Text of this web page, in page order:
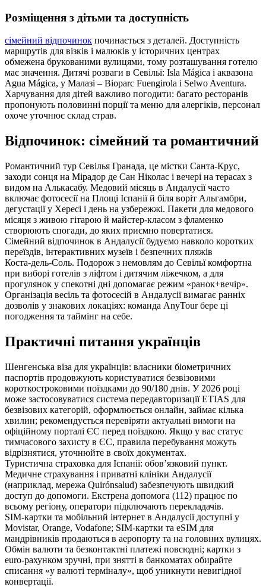
Розміщення з дітьми та доступність
сімейний відпочинок починається з деталей. Доступність
маршрутів для візків і малюків у історичних центрах
обмежена брукованими вулицями, тому розташування готелю
має значення. Дитячі розваги в Севільї: Isla Mágica і аквазона
Agua Mágica, у Малазі – Bioparc Fuengirola і Selwo Aventura.
Харчування для дітей важливо погодити: багато ресторанів
пропонують половинні порції та меню для алергіків, персонал
охоче уточнює склад страв.
Відпочинок: сімейний та романтичний
Романтичний тур Севілья Гранада, це містки Санта‑Крус,
заходи сонця на Мірадор де Сан Ніколас і вечері на терасах з
видом на Алькасабу. Медовий місяць в Андалусії часто
включає фотосесії на Площі Іспанії й біля воріт Альгамбри,
дегустації у Хересі і день на узбережжі. Пакети для медового
місяця з живою гітарою й майстер‑класом з фламенко
створюють спогади, до яких приємно повертатися.
Сімейний відпочинок в Андалусії будуємо навколо коротких
переїздів, інтерактивних музеїв і безпечних пляжів
Коста‑дель‑Соль. Подорож з немовлям до Севільї комфортна
при виборі готелів з ліфтом і дитячим ліжечком, а для
прогулянок у спекотні дні допомагає режим «ранок+вечір».
Організація весіль та фотосесій в Андалусії вимагає ранніх
дозволів у знакових локаціях: команда AnyTour бере ці
погодження та таймінг на себе.
Практичні питання українців
Шенгенська віза для українців: власники біометричних
паспортів продовжують користуватися безвізовими
короткостроковими поїздками до 90/180 днів. У 2026 році
може застосовуватися система передавторизації ETIAS для
безвізових категорій, оформлюється онлайн, займає кілька
хвилин; рекомендується перевіряти актуальні вимоги на
офіційному порталі ЄС перед поїздкою. Якщо у вас статус
тимчасового захисту в ЄС, правила перебування можуть
відрізнятися, уточнюйте в своїх документах.
Туристична страховка для Іспанії: обов’язковий пункт.
Медичне страхування і приватні клініки Андалусії
(наприклад, мережа Quirónsalud) забезпечують швидкий
доступ до допомоги. Екстрена допомога (112) працює по
всьому регіону, оператори підключають перекладачів.
SIM‑картки та мобільний інтернет в Андалусії доступні у
Movistar, Orange, Vodafone; SIM‑картки та eSIM для
мандрівників продаються в аеропорту та на головних вулицях.
Обмін валюти та безконтактні платежі повсюдні; картки з
euro‑рахунком зручні, при знятті в банкоматах обирайте
списання «у валюті терміналу», щоб уникнути невигідної
конвертації.